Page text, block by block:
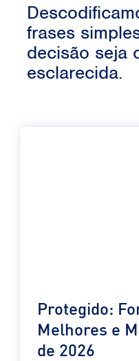
frases
decisão seja
esclarecida.
Protegido:
Melhores e
de 2026